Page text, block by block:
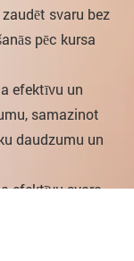
svaru bez
pēc kursa
efektīvu un
samazinot
daudzumu un
efektīvu svara